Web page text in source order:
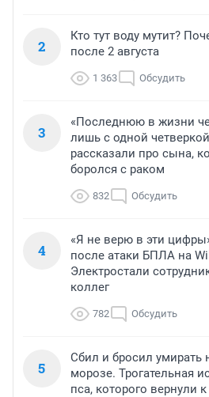
2
Кто тут воду мутит?
после 2 августа
1 363 Обсудить
3
«Последнюю в жизни
лишь с одной
рассказали про сына,
боролся с раком
832 Обсудить
4
«Я не верю в эти
после атаки БПЛА на
Электростали
коллег
782 Обсудить
5
Сбил и бросил умирать
морозе. Трогательная
пса, которого вернули